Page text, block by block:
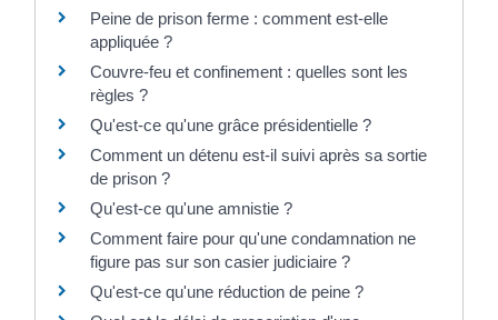
Peine de prison ferme : comment est-elle
appliquée ?
Couvre-feu et confinement : quelles sont les
règles ?
Qu'est-ce qu'une grâce présidentielle ?
Comment un détenu est-il suivi après sa sortie
de prison ?
Qu'est-ce qu'une amnistie ?
Comment faire pour qu'une condamnation ne
figure pas sur son casier judiciaire ?
Qu'est-ce qu'une réduction de peine ?